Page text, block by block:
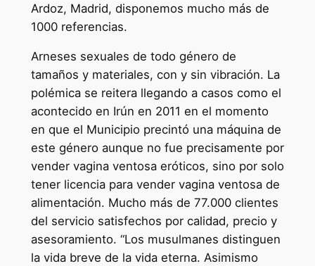
Ardoz, Madrid, disponemos mucho más de
1000 referencias.
Arneses sexuales de todo género de
tamaños y materiales, con y sin vibración. La
polémica se reitera llegando a casos como el
acontecido en Irún en 2011 en el momento
en que el Municipio precintó una máquina de
este género aunque no fue precisamente por
vender vagina ventosa eróticos, sino por solo
tener licencia para vender vagina ventosa de
alimentación. Mucho más de 77.000 clientes
del servicio satisfechos por calidad, precio y
asesoramiento. “Los musulmanes distinguen
la vida breve de la vida eterna. Asimismo